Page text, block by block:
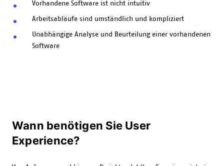
Vorhandene Software ist nicht intuitiv
Arbeitsabläufe sind umständlich und kompliziert
Unabhängige Analyse und Beurteilung einer vorhandenen
Software
Wann benötigen Sie User
Experience?